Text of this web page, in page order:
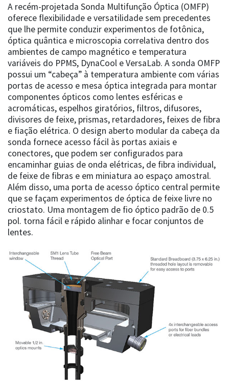
A recém-projetada Sonda Multifunção Óptica (OMFP)
oferece flexibilidade e versatilidade sem precedentes
que lhe permite conduzir experimentos de fotônica,
óptica quântica e microscopia correlativa dentro dos
ambientes de campo magnético e temperatura
variáveis do PPMS, DynaCool e VersaLab. A sonda OMFP
possui um “cabeça” à temperatura ambiente com várias
portas de acesso e mesa óptica integrada para montar
componentes ópticos como lentes esféricas e
acromáticas, espelhos giratórios, filtros, difusores,
divisores de feixe, prismas, retardadores, feixes de fibra
e fiação elétrica. O design aberto modular da cabeça da
sonda fornece acesso fácil às portas axiais e
conectores, que podem ser configurados para
encaminhar guias de onda elétricas, de fibra individual,
de feixe de fibras e em miniatura ao espaço amostral.
Além disso, uma porta de acesso óptico central permite
que se façam experimentos de óptica de feixe livre no
criostato. Uma montagem de fio óptico padrão de 0.5
pol. torna fácil e rápido alinhar e focar conjuntos de
lentes.